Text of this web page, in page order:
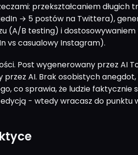
przekształcaniem długich
→ 5 postów na Twittera),
(A/B testing) i dostosowywaniem
vs casualowy Instagram).
Post wygenerowany przez AI
AI. Brak osobistych
co sprawia, że ludzie faktycznie
- wtedy wracasz do punktu